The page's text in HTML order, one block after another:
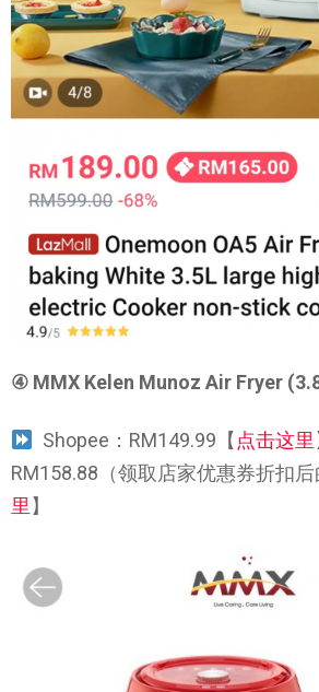
④ MMX Kelen Munoz Air Fryer
Shopee：RM149.99【点击这里
RM158.88（领取店家优惠券折扣
里】